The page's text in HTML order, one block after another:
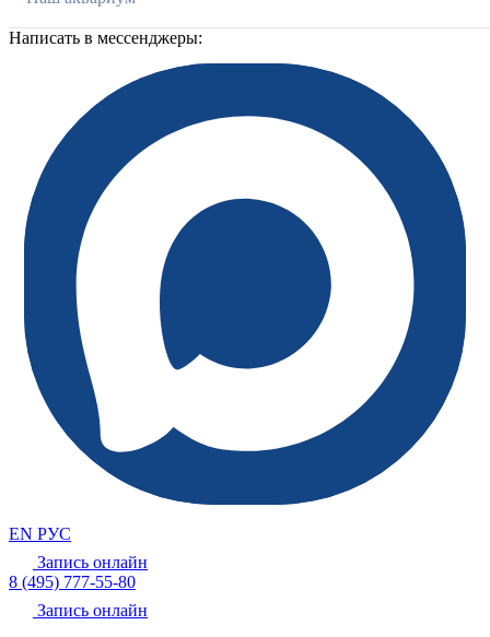
Написать в мессенджеры:
EN РУС
Запись онлайн
8 (495) 777-55-80
Запись онлайн